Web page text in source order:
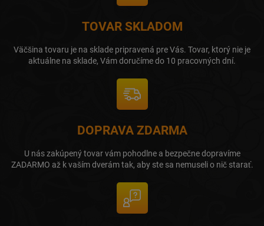
TOVAR SKLADOM
Väčšina tovaru je na sklade pripravená pre Vás. Tovar, ktorý nie je
aktuálne na sklade, Vám doručíme do 10 pracovných dní.
DOPRAVA ZDARMA
U nás zakúpený tovar vám pohodlne a bezpečne dopravíme
ZADARMO až k vaším dverám tak, aby ste sa nemuseli o nič starať.